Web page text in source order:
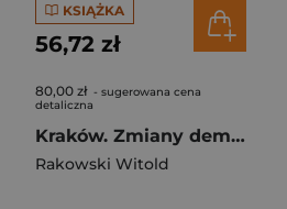
KSIĄŻKA
56,72 zł
80,00 zł - sugerowana cena
detaliczna
Kraków. Zmiany demograficzne i społeczno-zawodowe ludności w latach 1946-2023
Rakowski Witold